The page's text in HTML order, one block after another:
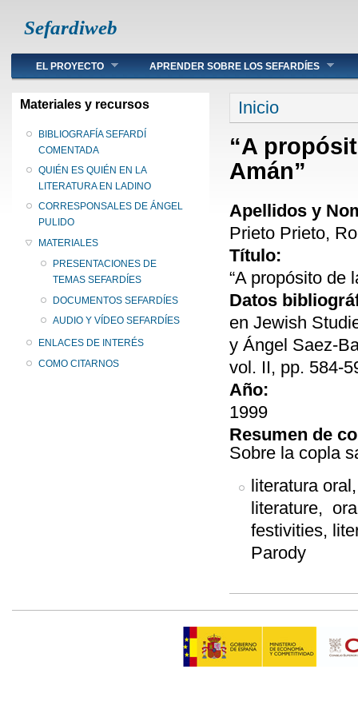
Sefardiweb
Main menu
EL PROYECTO APRENDER SOBRE LOS SEFARDÍES
Materiales y recursos
BIBLIOGRAFÍA SEFARDÍ
COMENTADA
QUIÉN ES QUIÉN EN LA
LITERATURA EN LADINO
CORRESPONSALES DE ÁNGEL
PULIDO
MATERIALES
PRESENTACIONES DE
TEMAS SEFARDÍES
DOCUMENTOS SEFARDÍES
AUDIO Y VÍDEO SEFARDÍES
ENLACES DE INTERÉS
COMO CITARNOS
Se encuentra
Inicio
“A
Amán”
Apellidos y
Prieto Prieto,
Título:
“A propósito de
Datos
en Jewish
y Ángel Saez-
vol. II, pp. 584-
Año:
1999
Resumen de
Sobre la copla
literatura
literature,
festivities,
Parody